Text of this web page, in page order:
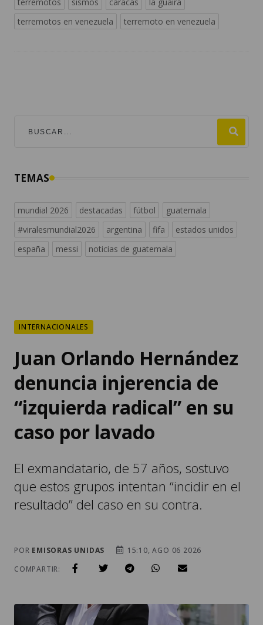
terremotos en venezuela
terremoto en venezuela
TEMAS
mundial 2026 destacadas fútbol
guatemala
#viralesmundial2026
argentina fifa
estados unidos
españa
messi noticias de guatemala
INTERNACIONALES
Juan Orlando Hernández
denuncia injerencia de
“izquierda radical” en su
caso por lavado
El exmandatario, de 57 años, sostuvo
que estos grupos intentan “incidir en el
resultado” del caso en su contra.
POR EMISORAS UNIDAS
15:10, AGO 06 2026
COMPARTIR: